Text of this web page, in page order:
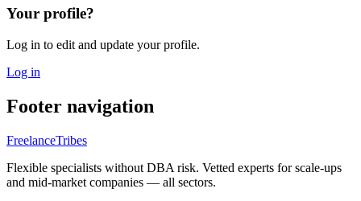
Your profile?
Log in to edit and update your profile.
Log in
Footer navigation
FreelanceTribes
Flexible specialists without DBA risk. Vetted experts for scale-ups
and mid-market companies — all sectors.